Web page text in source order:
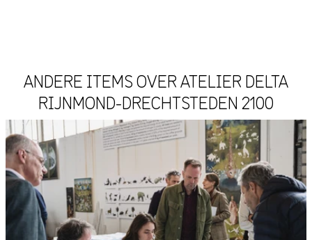
ANDERE ITEMS OVER ATELIER DELTA
RIJNMOND-DRECHTSTEDEN 2100